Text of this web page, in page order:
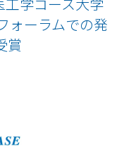
ォーラムでの発
賞